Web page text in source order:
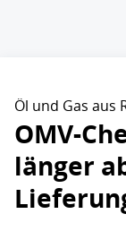
Öl und Gas aus
OMV-
länger